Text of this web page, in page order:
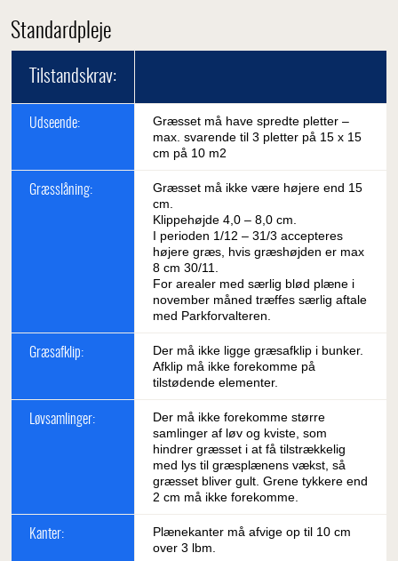
Standardpleje
Tilstandskrav:
Udseende:
Græsset må have spredte pletter –
max. svarende til 3 pletter på 15 x 15
cm på 10 m2
Græsslåning:
Græsset må ikke være højere end 15
cm.
Klippehøjde 4,0 – 8,0 cm.
I perioden 1/12 – 31/3 accepteres
højere græs, hvis græshøjden er max
8 cm 30/11.
For arealer med særlig blød plæne i
november måned træffes særlig aftale
med Parkforvalteren.
Græsafklip:
Der må ikke ligge græsafklip i bunker.
Afklip må ikke forekomme på
tilstødende elementer.
Løvsamlinger:
Der må ikke forekomme større
samlinger af løv og kviste, som
hindrer græsset i at få tilstrækkelig
med lys til græsplænens vækst, så
græsset bliver gult. Grene tykkere end
2 cm må ikke forekomme.
Kanter:
Plænekanter må afvige op til 10 cm
over 3 lbm.